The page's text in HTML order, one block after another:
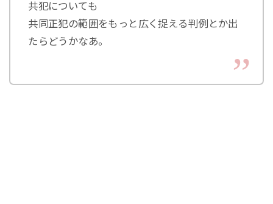
共犯についても
共同正犯の範囲をもっと広く捉える判例とか出
たらどうかなあ。